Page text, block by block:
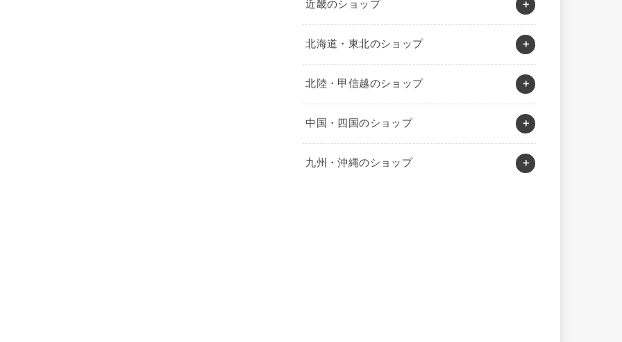
近畿のショップ
北海道・東北のショップ
北陸・甲信越のショップ
中国・四国のショップ
九州・沖縄のショップ